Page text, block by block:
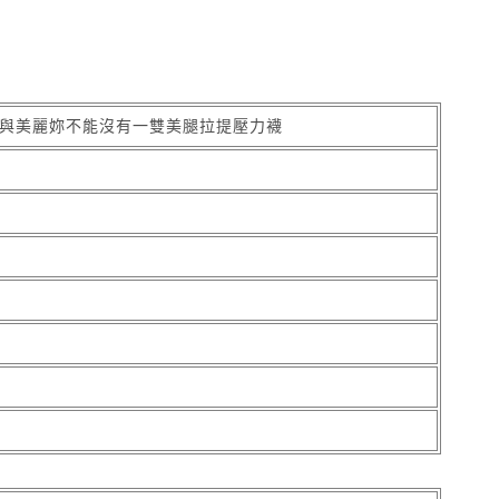
美麗妳不能沒有一雙美腿拉提壓力襪